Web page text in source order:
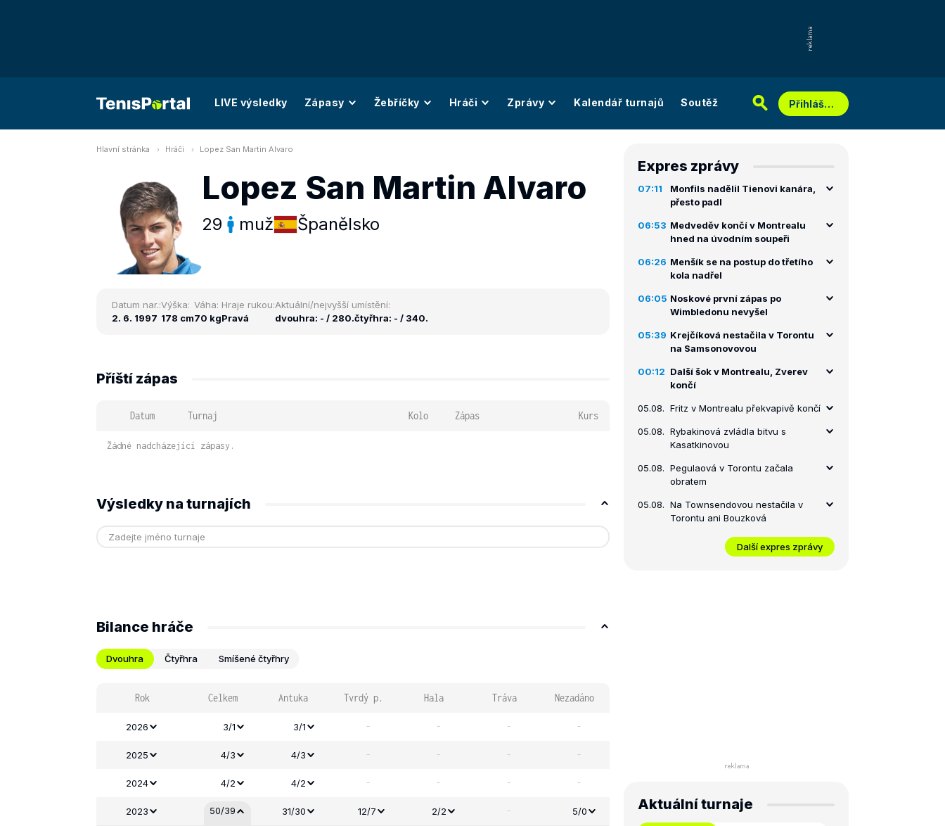
LIVE výsledky Zápasy Žebříčky Hráči Zprávy Kalendář turnajů Soutěž Přihlášení
Hlavní stránka Hráči Lopez San Martin Alvaro
Lopez San Martin Alvaro
29 muž Španělsko
Datum nar.:
2. 6. 1997
Výška:
178 cm
Váha:
70 kg
Hraje rukou:
Pravá
Aktuální/nejvyšší umístění:
dvouhra: - / 280.čtyřhra: - / 340.
Příští zápas
Datum Turnaj Kolo Zápas Kurs
Žádné nadcházející zápasy.
Výsledky na turnajích
Bilance hráče
Dvouhra Čtyřhra Smíšené čtyřhry
Rok Celkem Antuka Tvrdý p. Hala Tráva Nezadáno
2026 3/1 3/1 - - - -
2025 4/3 4/3 - - - -
2024 4/2 4/2 - - - -
2023 50/39 31/30 12/7 2/2 - 5/0
Expres zprávy
07:11
Monfils nadělil Tienovi kanára,
přesto padl
06:53 Medveděv končí v Montrealu
hned na úvodním soupeři
06:26 Menšík se na postup do třetího
kola nadřel
06:05 Noskové první zápas po
Wimbledonu nevyšel
05:39 Krejčíková nestačila v Torontu
na Samsonovovou
00:12 Další šok v Montrealu, Zverev
končí
05.08. Fritz v Montrealu překvapivě končí
05.08. Rybakinová zvládla bitvu s
Kasatkinovou
05.08. Pegulaová v Torontu začala
obratem
05.08. Na Townsendovou nestačila v
Torontu ani Bouzková
Další expres zprávy
Aktuální turnaje